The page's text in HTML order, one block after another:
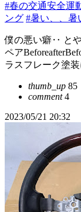
#春の交通安全運
ング #暑い、、暑
僕の悪い癖‥ と
ペア
ラスフレーク塗
thumb_up 85
comment4
2023/05/21 20:32